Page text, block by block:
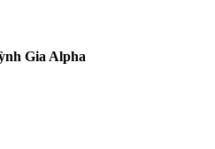
Gia Alpha